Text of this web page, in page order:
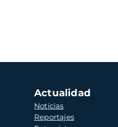
Actualidad
Noticias
Reportajes